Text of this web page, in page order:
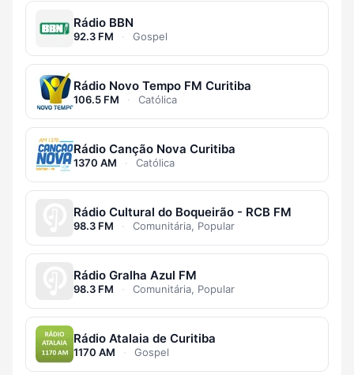
Rádio BBN
92.3 FM · Gospel
Rádio Novo Tempo FM Curitiba
106.5 FM · Católica
Rádio Canção Nova Curitiba
1370 AM · Católica
Rádio Cultural do Boqueirão - RCB FM
98.3 FM · Comunitária, Popular
Rádio Gralha Azul FM
98.3 FM · Comunitária, Popular
Rádio Atalaia de Curitiba
1170 AM · Gospel